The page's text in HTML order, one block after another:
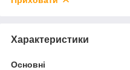
Характеристики
Основні